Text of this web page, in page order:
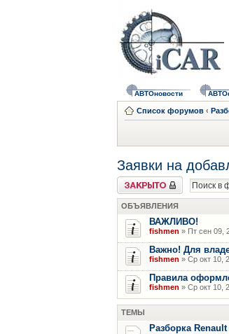
АВТОновости
Список форумов ‹
Заявки на
Форум закрыт
ОБЪЯВЛЕНИЯ
ВАЖЛИВО!
fishmen » Пт сен 09,
Важно! Для
fishmen » Ср окт 10,
Правила
fishmen » Ср окт 10,
ТЕМЫ
Разборка